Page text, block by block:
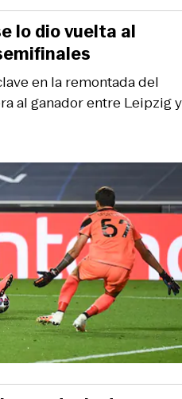
en la remontada del
al ganador entre Leipzig y
lo dio vuelta al